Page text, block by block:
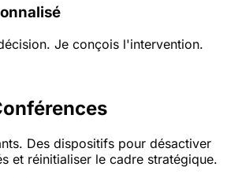
Je conçois l'intervention.
Des dispositifs pour désactiver
et réinitialiser le cadre stratégique.